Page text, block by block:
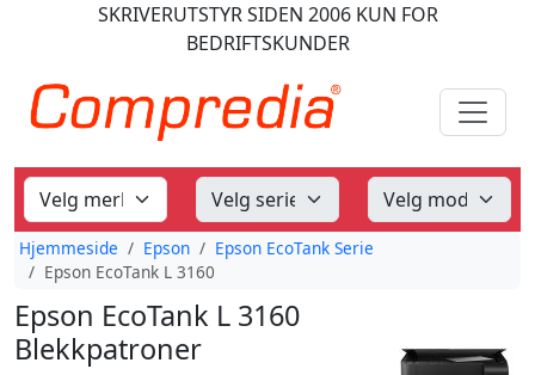
SKRIVERUTSTYRSIDEN 2006KUN FOR
BEDRIFTSKUNDER
Hjemmeside Epson
Epson EcoTank Serie
Epson EcoTank L 3160
Epson EcoTank L 3160
Blekkpatroner